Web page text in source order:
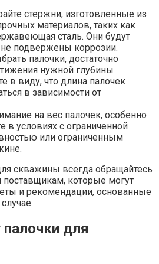
стержни, изготовленные из
материалов, таких как
сталь. Они будут
подвержены коррозии.
палочки, достаточно
нужной глубины
в виду, что длина палочек
в зависимости от
на вес палочек, особенно
в условиях с ограниченной
или ограниченным
скважины всегда обращайтесь
которые могут
и рекомендации, основанные
для